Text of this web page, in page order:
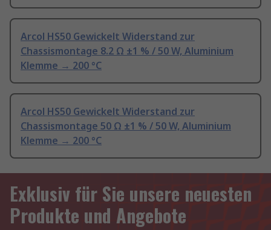
Arcol HS50 Gewickelt Widerstand zur
Chassismontage 8.2 Ω ±1 % / 50 W, Aluminium
Klemme → 200 °C
Arcol HS50 Gewickelt Widerstand zur
Chassismontage 50 Ω ±1 % / 50 W, Aluminium
Klemme → 200 °C
Exklusiv für Sie unsere neuesten
Produkte und Angebote